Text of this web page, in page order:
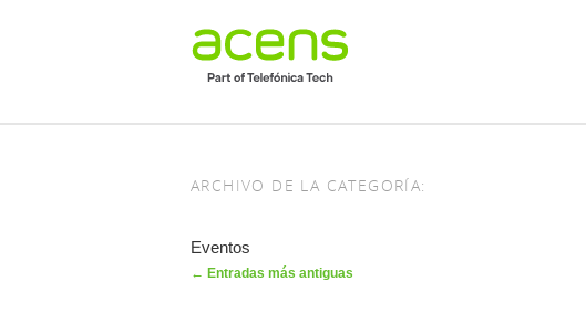
ARCHIVO DE LA CATEGORÍA:
Eventos
Navegador de artículos
← Entradas más antiguas